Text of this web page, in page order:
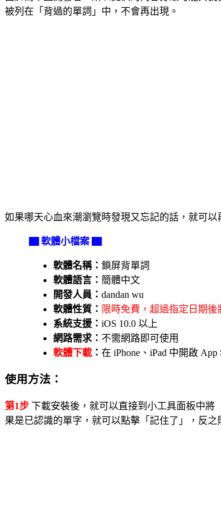
被列在「背過的單詞」中，不會再出現。
如果哪天心血來潮瀏覽時發現又忘記的話，就可
▇ 軟體小檔案 ▇
軟體名稱： 鎖屏背單詞
軟體語言： 簡體中文
開發人員： dandan wu
軟體性質： 限時免費，超過指定日期後
系統支援： iOS 10.0 以上
網路需求： 不需網路即可使用
軟體下載 ： 在 iPhone、iPad 中開啟
使用方法：
第1步 下載安裝後，就可以直接到小工具面板中將
果是已認識的單字，就可以點擊「記住了」，反